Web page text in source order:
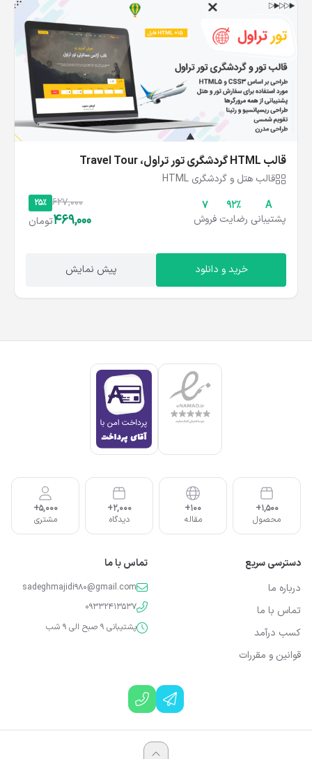
قالب HTML گردشگری تور تراول، Travel Tour
قالب هتل و گردشگری HTML
A
پشتیبانی
۹۲%
رضایت
7
فروش
25% 627,000
469,000تومان
خرید و دانلود پیش نمایش
1,500+
محصول
100+
مقاله
2,000+
دیدگاه
5,000+
مشتری
دسترسی سریع
درباره ما
تماس با ما
کسب درآمد
قوانین و مقررات
تماس با ما
sadeghmajidi980@gmail.com
09332413537
پشتیبانی 9 صبح الی 9 شب